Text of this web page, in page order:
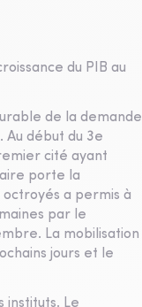
du PIB au
de la demande
début du 3e
cité ayant
porte la
a permis à
par le
La mobilisation
jours et le
instituts. Le